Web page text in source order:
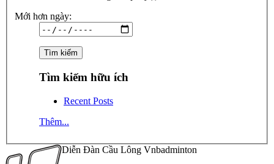
Mới hơn ngày:
Tìm kiếm hữu ích
Recent Posts
Thêm...
Diễn Đàn Cầu Lông Vnbadminton